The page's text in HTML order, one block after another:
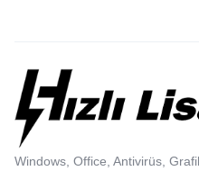
Windows, Office, Antivirüs,